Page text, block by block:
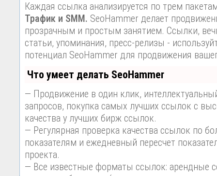
Каждая ссылка анализируется по трем
Трафик и SMM. SeoHammer делает
прозрачным и простым занятием. Ссылки,
статьи, упоминания, пресс-релизы -
потенциал SeoHammer для продвижения
Что умеет делать SeoHammer
— Продвижение в один клик,
запросов, покупка самых лучших ссылок с
качества у лучших бирж ссылок.
— Регулярная проверка качества ссылок по
показателям и ежедневный пересчет
проекта.
— Все известные форматы ссылок: арендные